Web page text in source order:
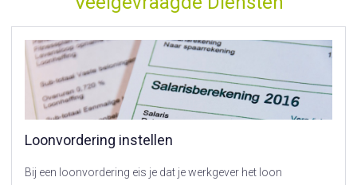
Loonvordering instellen
Bij een loonvordering eis je dat je werkgever het loon